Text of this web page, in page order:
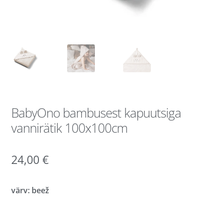
BabyOno bambusest kapuutsiga
vannirätik 100x100cm
24,00 €
värv: beež